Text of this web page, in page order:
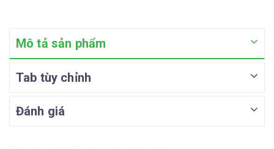
Mô tả sản phẩm
Tab tùy chỉnh
Đánh giá